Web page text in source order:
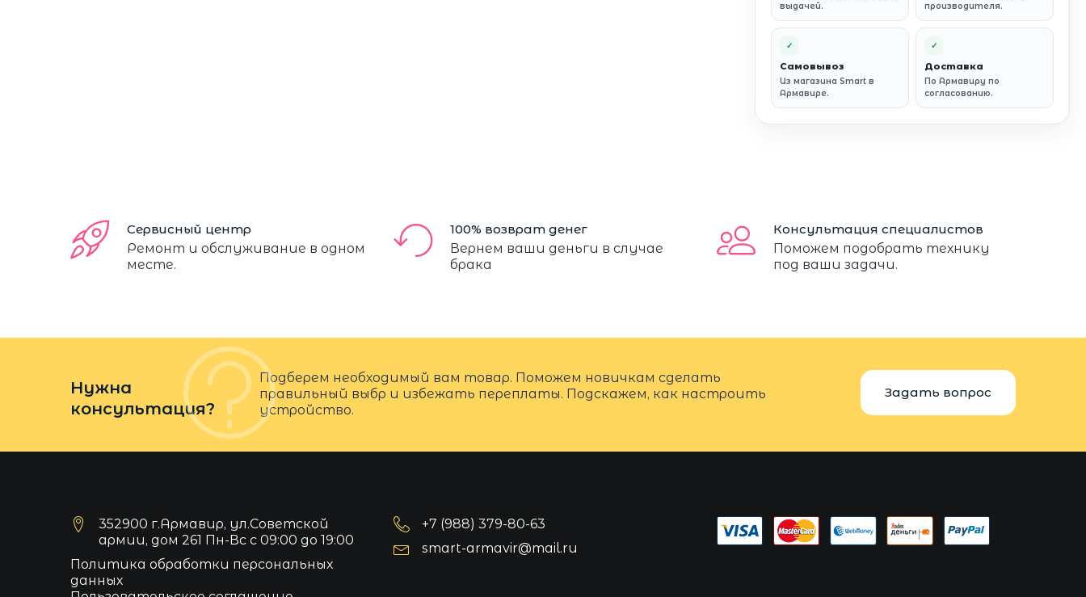
выдачей.
производителя.
✓
Самовывоз
Из магазина Smart в
Армавире.
✓
Доставка
По Армавиру по
согласованию.
Сервисный центр
Ремонт и обслуживание в одном
месте.
100% возврат денег
Вернем ваши деньги в случае
брака
Консультация специалистов
Поможем подобрать технику
под ваши задачи.
Нужна
консультация?
Подберем необходимый вам товар. Поможем новичкам сделать
правильный выбр и избежать переплаты. Подскажем, как настроить
устройство.
Задать вопрос
352900 г.Армавир, ул.Советской
армии, дом 261 Пн-Вс с 09:00 до 19:00
Политика обработки персональных
данных
+7 (988) 379-80-63
smart-armavir@mail.ru